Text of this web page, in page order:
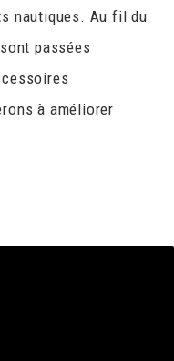
nautiques. Au fil du
passées
à améliorer